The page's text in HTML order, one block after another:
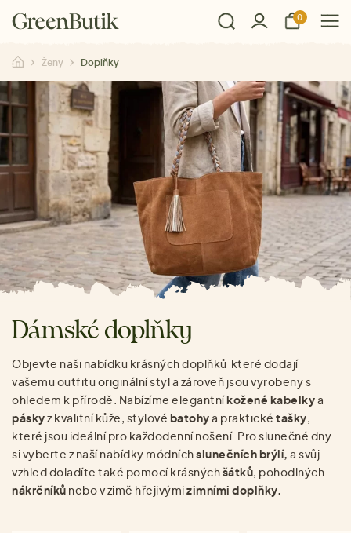
0
Ženy Doplňky
Dámské doplňky
Objevte naši nabídku krásných doplňků které dodají
vašemu outfitu originální styl a zároveň jsou vyrobeny s
ohledem k přírodě. Nabízíme elegantníkožené kabelkya
páskyz kvalitní kůže, stylové batohya praktické tašky,
které jsou ideální pro každodenní nošení. Pro slunečné dny
si vyberte z naší nabídky módníchslunečních brýlí, a svůj
vzhled doladíte také pomocí krásnýchšátků, pohodlných
nákrčníků nebo v zimě hřejivýmizimními doplňky.